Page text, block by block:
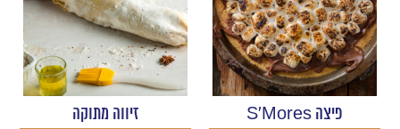
פיצה S’Mores זיווה מתוקה